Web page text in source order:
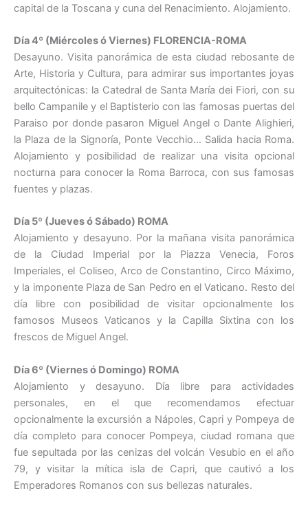
capital de la Toscana y cuna del Renacimiento. Alojamiento.
Día 4º (Miércoles ó Viernes) FLORENCIA-ROMA
Desayuno. Visita panorámica de esta ciudad rebosante de
Arte, Historia y Cultura, para admirar sus importantes joyas
arquitectónicas: la Catedral de Santa María dei Fiori, con su
bello Campanile y el Baptisterio con las famosas puertas del
Paraiso por donde pasaron Miguel Angel o Dante Alighieri,
la Plaza de la Signoría, Ponte Vecchio… Salida hacia Roma.
Alojamiento y posibilidad de realizar una visita opcional
nocturna para conocer la Roma Barroca, con sus famosas
fuentes y plazas.
Día 5º (Jueves ó Sábado) ROMA
Alojamiento y desayuno. Por la mañana visita panorámica
de la Ciudad Imperial por la Piazza Venecia, Foros
Imperiales, el Coliseo, Arco de Constantino, Circo Máximo,
y la imponente Plaza de San Pedro en el Vaticano. Resto del
día libre con posibilidad de visitar opcionalmente los
famosos Museos Vaticanos y la Capilla Sixtina con los
frescos de Miguel Angel.
Día 6º (Viernes ó Domingo) ROMA
Alojamiento y desayuno. Día libre para actividades
personales, en el que recomendamos efectuar
opcionalmente la excursión a Nápoles, Capri y Pompeya de
día completo para conocer Pompeya, ciudad romana que
fue sepultada por las cenizas del volcán Vesubio en el año
79, y visitar la mítica isla de Capri, que cautivó a los
Emperadores Romanos con sus bellezas naturales.